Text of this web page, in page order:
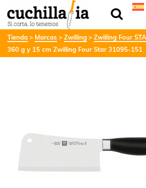
Tienda Marcas Zwilling Zwilling Four
360 g y 15 cm Zwilling Four Star 31095-151